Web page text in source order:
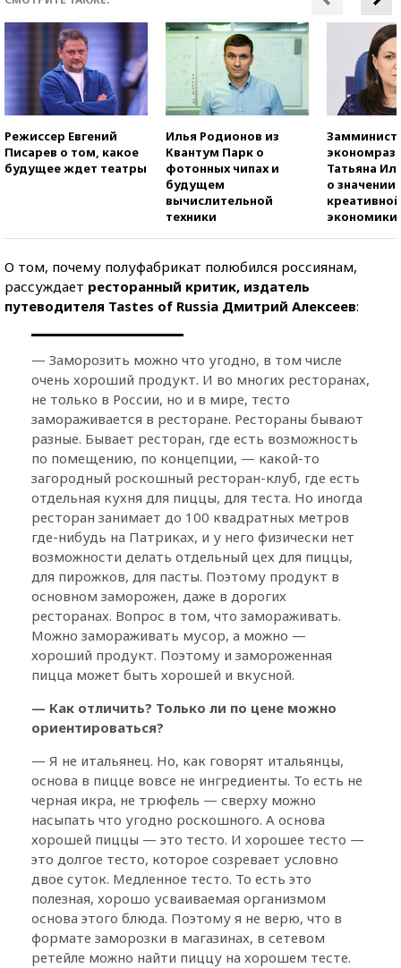
Режиссер Евгений
Писарев о том, какое
будущее ждет театры
Илья Родионов из
Квантум Парк о
фотонных чипах и
будущем
вычислительной
техники
Татьяна
о значении
креативной
экономики
О том, почему полуфабрикат полюбился россиянам,
рассуждает ресторанный критик, издатель
путеводителя Tastes of Russia Дмитрий Алексеев:
— Заморозить можно что угодно, в том числе
очень хороший продукт. И во многих ресторанах,
не только в России, но и в мире, тесто
замораживается в ресторане. Рестораны бывают
разные. Бывает ресторан, где есть возможность
по помещению, по концепции, — какой-то
загородный роскошный ресторан-клуб, где есть
отдельная кухня для пиццы, для теста. Но иногда
ресторан занимает до 100 квадратных метров
где-нибудь на Патриках, и у него физически нет
возможности делать отдельный цех для пиццы,
для пирожков, для пасты. Поэтому продукт в
основном заморожен, даже в дорогих
ресторанах. Вопрос в том, что замораживать.
Можно замораживать мусор, а можно —
хороший продукт. Поэтому и замороженная
пицца может быть хорошей и вкусной.
— Как отличить? Только ли по цене можно
ориентироваться?
— Я не итальянец. Но, как говорят итальянцы,
основа в пицце вовсе не ингредиенты. То есть не
черная икра, не трюфель — сверху можно
насыпать что угодно роскошного. А основа
хорошей пиццы — это тесто. И хорошее тесто —
это долгое тесто, которое созревает условно
двое суток. Медленное тесто. То есть это
полезная, хорошо усваиваемая организмом
основа этого блюда. Поэтому я не верю, что в
формате заморозки в магазинах, в сетевом
ретейле можно найти пиццу на хорошем тесте.